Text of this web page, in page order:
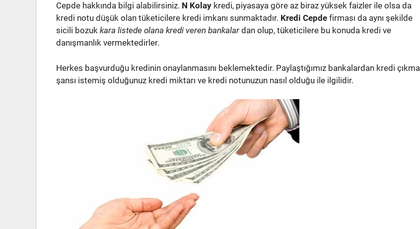
Cepde hakkında bilgi alabilirsiniz. N Kolay kredi, piyasaya göre az biraz yüksek faizler ile olsa da
kredi notu düşük olan tüketicilere kredi imkanı sunmaktadır. Kredi Cepde firması da aynı şekilde
sicili bozuk kara listede olana kredi veren bankalar dan olup, tüketicilere bu konuda kredi ve
danışmanlık vermektedirler.
Herkes başvurduğu kredinin onaylanmasını beklemektedir. Paylaştığımız bankalardan kredi çıkma
şansı istemiş olduğunuz kredi miktarı ve kredi notunuzun nasıl olduğu ile ilgilidir.